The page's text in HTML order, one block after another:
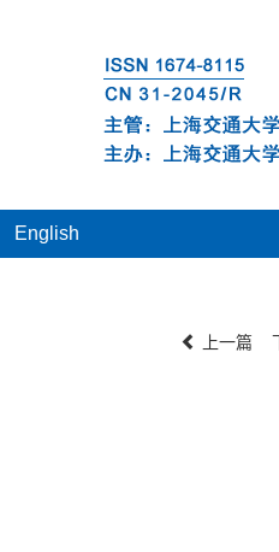
English
上一篇